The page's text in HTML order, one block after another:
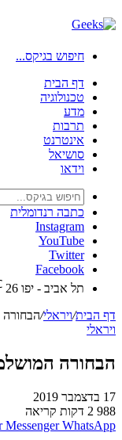
חיפוש בגיקס...
דף הבית
טכנולוגיה
מדע
תרבות
אינטרנט
סושיאל
וידאו
כתבה רנדומלית
Instagram
YouTube
Twitter
Facebook
תל אביב - יפו 26
דף הבית/ויראלי/הבחורה
ויראלי
הבחורה
17 בדצמבר 2019
988 2 דקות קריאה
Messenger WhatsApp